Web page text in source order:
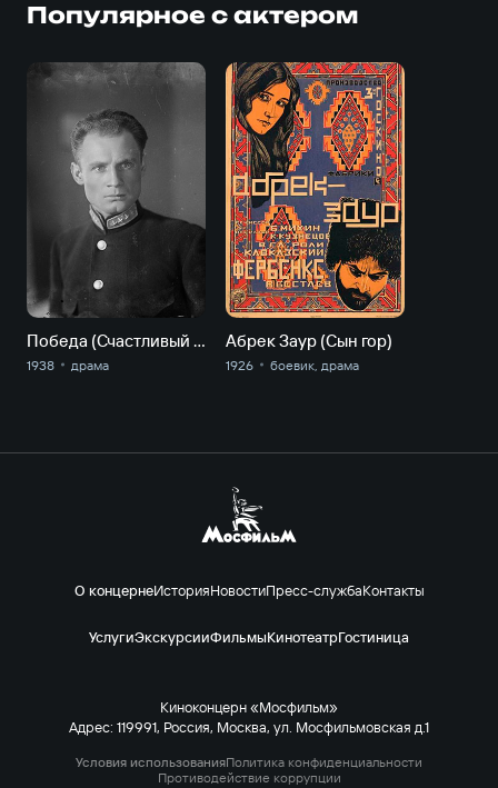
Популярное с актером
Победа (Счастливый случай)
1938 драма
Абрек Заур (Сын гор)
1926 боевик, драма
О концернеИсторияНовостиПресс-службаКонтакты
УслугиЭкскурсииФильмыКинотеатрГостиница
Киноконцерн «Мосфильм»
Адрес: 119991, Россия, Москва, ул. Мосфильмовская д.1
Условия использованияПолитика конфиденциальности
Противодействие коррупции